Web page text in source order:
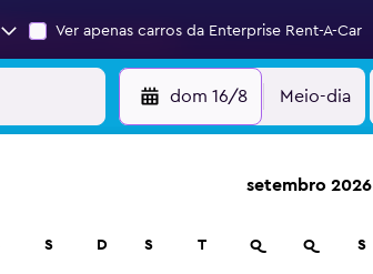
Ver apenas carros da Enterprise Rent-A-Car
dom 16/8 Meio-dia
S D
setembro 2026
S T Q Q S